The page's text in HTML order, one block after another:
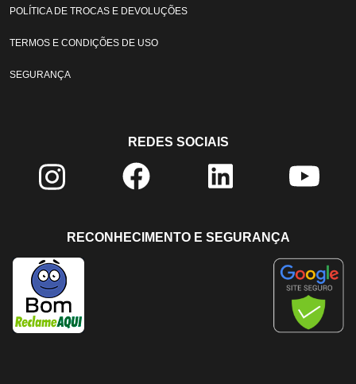
POLÍTICA DE TROCAS E DEVOLUÇÕES
TERMOS E CONDIÇÕES DE USO
SEGURANÇA
REDES SOCIAIS
RECONHECIMENTO E SEGURANÇA